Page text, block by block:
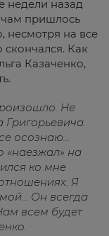
недели назад
пришлось
несмотря на все
Как
Казаченко,
Не
осознаю…
«наезжал» на
ко мне
Я
Он всегда
всем будет